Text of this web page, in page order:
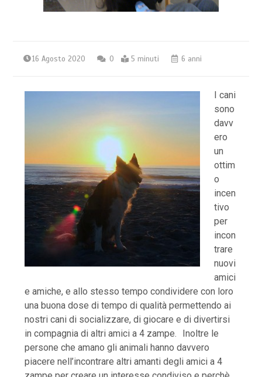
16 Agosto 2020 0 5 minuti 6 anni
I cani
sono
davv
ero
un
ottim
o
incen
tivo
per
incon
trare
nuovi
amici
e amiche, e allo stesso tempo condividere con loro
una buona dose di tempo di qualità permettendo ai
nostri cani di socializzare, di giocare e di divertirsi
in compagnia di altri amici a 4 zampe. Inoltre le
persone che amano gli animali hanno davvero
piacere nell’incontrare altri amanti degli amici a 4